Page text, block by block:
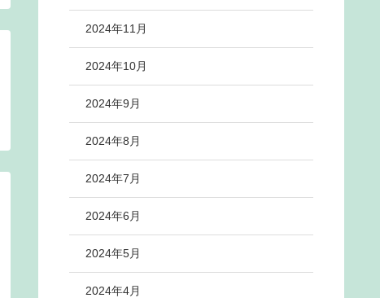
2024年11月
2024年10月
2024年9月
2024年8月
2024年7月
2024年6月
2024年5月
2024年4月